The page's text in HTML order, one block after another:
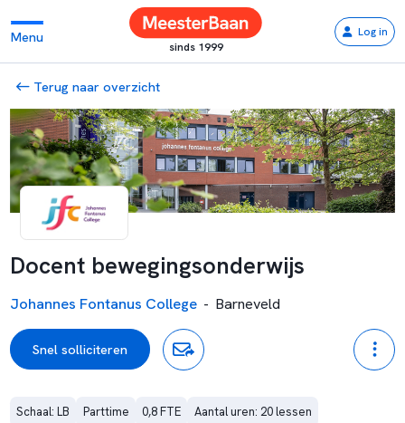
Menu
sinds 1999
Log in
Terug naar overzicht
Docent bewegingsonderwijs
Johannes Fontanus College - Barneveld
Snel solliciteren
Schaal: LB Parttime 0,8 FTE
Aantal uren: 20 lessen